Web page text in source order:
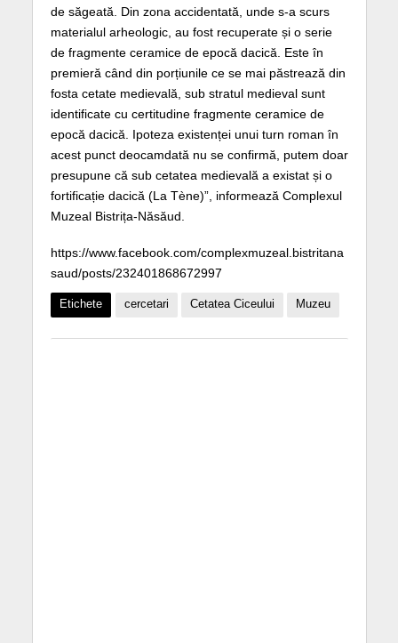
de săgeată. Din zona accidentată, unde s-a scurs
materialul arheologic, au fost recuperate și o serie
de fragmente ceramice de epocă dacică. Este în
premieră când din porțiunile ce se mai păstrează din
fosta cetate medievală, sub stratul medieval sunt
identificate cu certitudine fragmente ceramice de
epocă dacică. Ipoteza existenței unui turn roman în
acest punct deocamdată nu se confirmă, putem doar
presupune că sub cetatea medievală a existat și o
fortificație dacică (La Tène)”, informează Complexul
Muzeal Bistrița-Năsăud.
https://www.facebook.com/complexmuzeal.bistritana
saud/posts/232401868672997
Etichete cercetari Cetatea Ciceului Muzeu